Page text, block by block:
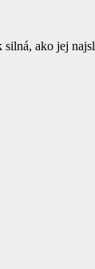
silná, ako jej